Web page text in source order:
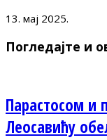
13. мај 2025.
Погледајте и
Парастосом и
Леосавићу